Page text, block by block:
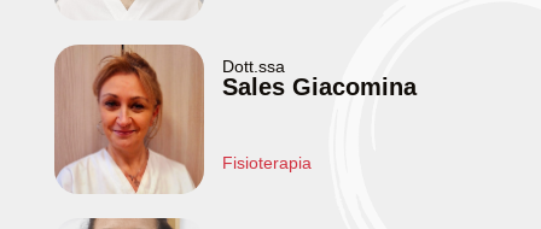
Dott.ssa
Sales Giacomina
Fisioterapia